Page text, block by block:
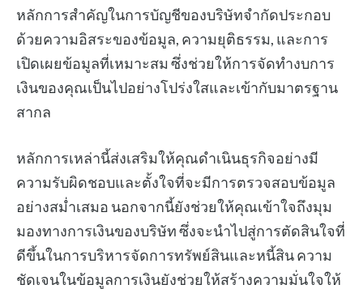
หลักการสำคัญในการบัญชีของบริษัทจำกัดประกอบ
ด้วยความอิสระของข้อมูล, ความยุติธรรม, และการ
เปิดเผยข้อมูลที่เหมาะสม ซึ่งช่วยให้การจัดทำงบการ
เงินของคุณเป็นไปอย่างโปร่งใสและเข้ากับมาตรฐาน
สากล
หลักการเหล่านี้ส่งเสริมให้คุณดำเนินธุรกิจอย่างมี
ความรับผิดชอบและตั้งใจที่จะมีการตรวจสอบข้อมูล
อย่างสม่ำเสมอ นอกจากนี้ยังช่วยให้คุณเข้าใจถึงมุม
มองทางการเงินของบริษัท ซึ่งจะนำไปสู่การตัดสินใจที่
ดีขึ้นในการบริหารจัดการทรัพย์สินและหนี้สิน ความ
ชัดเจนในข้อมูลการเงินยังช่วยให้สร้างความมั่นใจให้